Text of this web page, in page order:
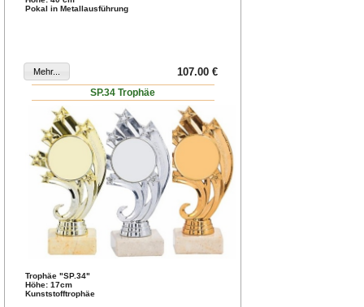
Pokal in Metallausführung
107.00 €
SP.34 Trophäe
Trophäe "SP.34"
Höhe: 17cm
Kunststofftrophäe